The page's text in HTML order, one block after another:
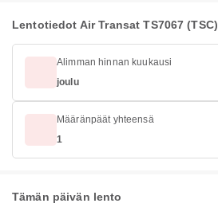
Lentotiedot Air Transat TS7067 (TSC)
Alimman hinnan kuukausi
joulu
Määränpäät yhteensä
1
Tämän päivän lento